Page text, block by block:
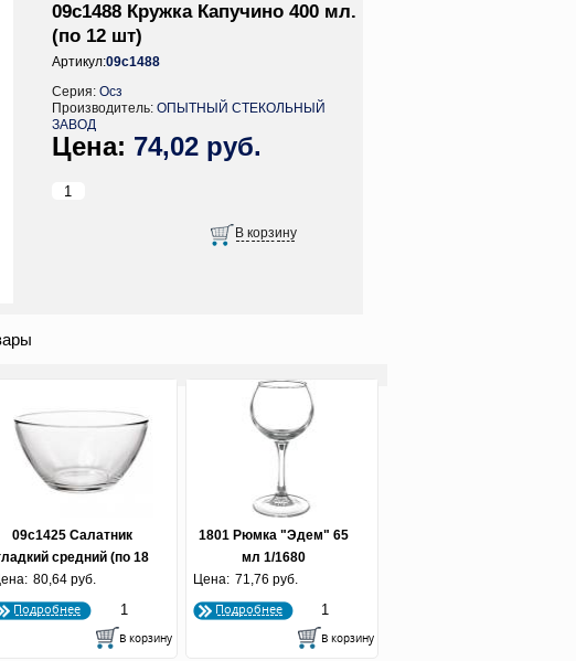
09с1488 Кружка Капучино 400 мл.
(по 12 шт)
Артикул:09с1488
Серия: Осз
Производитель: ОПЫТНЫЙ СТЕКОЛЬНЫЙ
ЗАВОД
74,02 руб.
09с1425 Салатник
средний (по 18
на поддоне 70 кор.
80,64 руб.
Подробнее
1801 Рюмка "Эдем" 65
мл 1/1680
Цена: 71,76 руб.
Подробнее